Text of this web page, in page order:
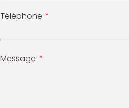
Téléphone
Message